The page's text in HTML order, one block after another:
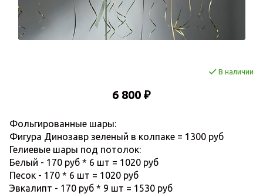
В наличии
6 800 ₽
Фольгированные шары:
Фигура Динозавр зеленый в колпаке = 1300 руб
Гелиевые шары под потолок:
Белый - 170 руб * 6 шт = 1020 руб
Песок - 170 * 6 шт = 1020 руб
Эвкалипт - 170 руб * 9 шт = 1530 руб